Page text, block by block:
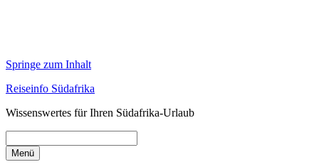
Springe zum Inhalt
Reiseinfo Südafrika
Wissenswertes für Ihren Südafrika-Urlaub
Menü